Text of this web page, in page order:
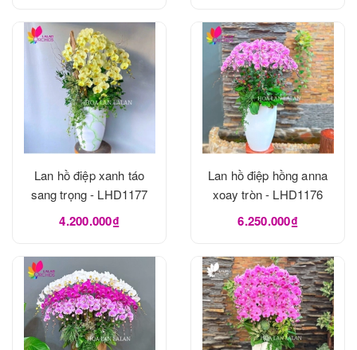
Lan hồ điệp xanh táo
sang trọng - LHD1177
4.200.000₫
Lan hồ điệp hồng anna
xoay tròn - LHD1176
6.250.000₫